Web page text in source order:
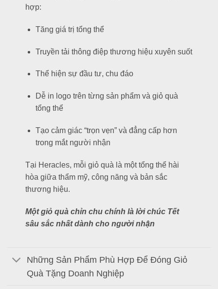
hợp:
Tăng giá trị tổng thể
Truyền tải thông điệp thương hiệu xuyên suốt
Thể hiện sự đầu tư, chu đáo
Dễ in logo trên từng sản phẩm và giỏ quà
tổng thể
Tạo cảm giác “trọn vẹn” và đẳng cấp hơn
trong mắt người nhận
Tại Heracles, mỗi giỏ quà là một tổng thể hài
hòa giữa thẩm mỹ, công năng và bản sắc
thương hiệu.
Một giỏ quà chỉn chu chính là lời chúc Tết
sâu sắc nhất dành cho người nhận
Những Sản Phẩm Phù Hợp Để Đóng Giỏ
Quà Tặng Doanh Nghiệp